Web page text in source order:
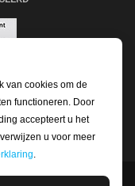
van cookies om de
functioneren. Door
accepteert u het
u voor meer
.